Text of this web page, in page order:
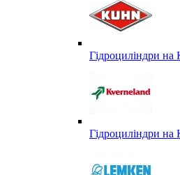
Гідроциліндри на
Гідроциліндри на